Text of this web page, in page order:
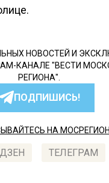
НОВОСТЕЙ И
КАНАЛЕ "ВЕСТИ
РЕГИОНА".
ПОДПИШИСЬ!
НА
ДЗЕН ТЕЛЕГРАМ